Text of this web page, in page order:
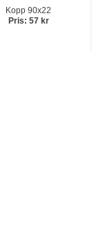
Kopp 90x22
Pris: 57 kr